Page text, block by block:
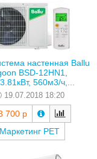
настенная Ballu
BSD-12HN1,
560м3/ч,...
19.07.2018 18:20
700 р
Маркетинг РЕТ